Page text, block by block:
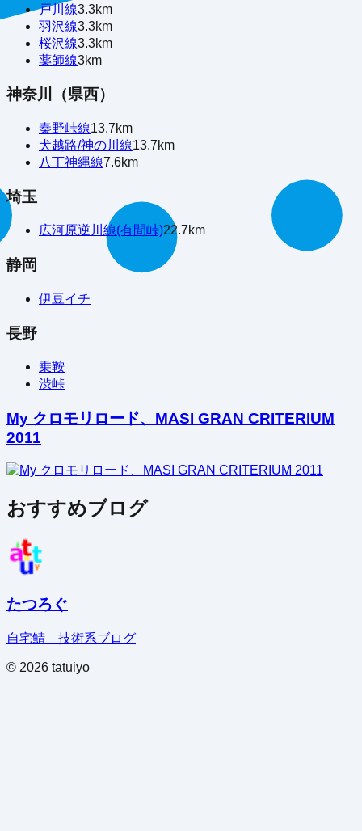
戸川線3.3km
羽沢線3.3km
桜沢線3.3km
薬師線3km
神奈川（県西）
秦野峠線13.7km
犬越路/神の川線13.7km
八丁神縄線7.6km
埼玉
広河原逆川線(有間峠)22.7km
静岡
伊豆イチ
長野
乗鞍
渋峠
My クロモリロード、MASI GRAN CRITERIUM
2011
おすすめブログ
たつろぐ
自宅鯖 技術系ブログ
© 2026 tatuiyo